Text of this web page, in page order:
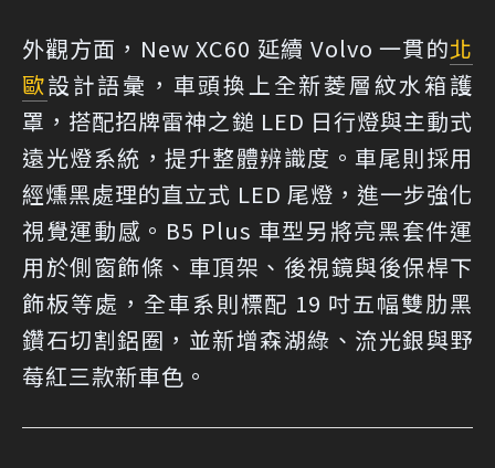
外觀方面，New XC60 延續 Volvo 一貫的北
歐設計語彙，車頭換上全新菱層紋水箱護
罩，搭配招牌雷神之鎚 LED 日行燈與主動式
遠光燈系統，提升整體辨識度。車尾則採用
經燻黑處理的直立式 LED 尾燈，進一步強化
視覺運動感。B5 Plus 車型另將亮黑套件運
用於側窗飾條、車頂架、後視鏡與後保桿下
飾板等處，全車系則標配 19 吋五幅雙肋黑
鑽石切割鋁圈，並新增森湖綠、流光銀與野
莓紅三款新車色。